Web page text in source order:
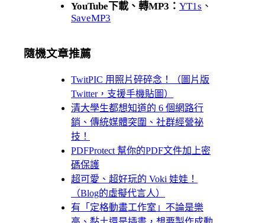
YouTube下載、轉MP3： YT1s 、
SaveMP3
隨機文章推薦
TwitPIC 用照片碎碎念！（圖片版
Twitter，支援手機貼圖）
清大學生都想知道的 6 個網路行
銷、傳統媒體突圍、社群經營祕
技！
PDFProtect 幫你的PDF文件加上密
碼保護
超可愛、超好玩的 Voki 娃娃！
（Blog的虛擬代言人）
有「定格動畫工作室」不論是樂